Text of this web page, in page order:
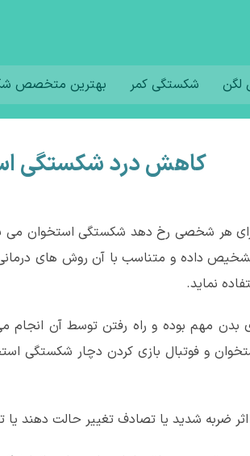
لگن شکستگی کمر بهترین متخصص
کاهش درد شکستگی
برای هر شخصی رخ دهد شکستگی
داده و متناسب با آن روش های درمانی
نماید.
بدن مهم بوده و راه رفتن توسط آن
و فوتبال بازی کردن دچار شکستگی
ضربه شدید یا تصادف تغییر حالت دهند یا